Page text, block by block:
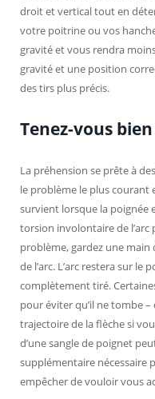
droit et vertical tout en
votre poitrine ou vos
gravité et vous rendra
gravité et une position
des tirs plus précis.
Tenez-vous bien
La préhension se prête à
le problème le plus courant
survient lorsque la poignée
torsion involontaire de l’arc
problème, gardez une main
de l’arc. L’arc restera sur le
complètement tiré.
pour éviter qu’il ne tombe
trajectoire de la flèche si
d’une sangle de poignet
supplémentaire nécessaire
empêcher de vouloir vous